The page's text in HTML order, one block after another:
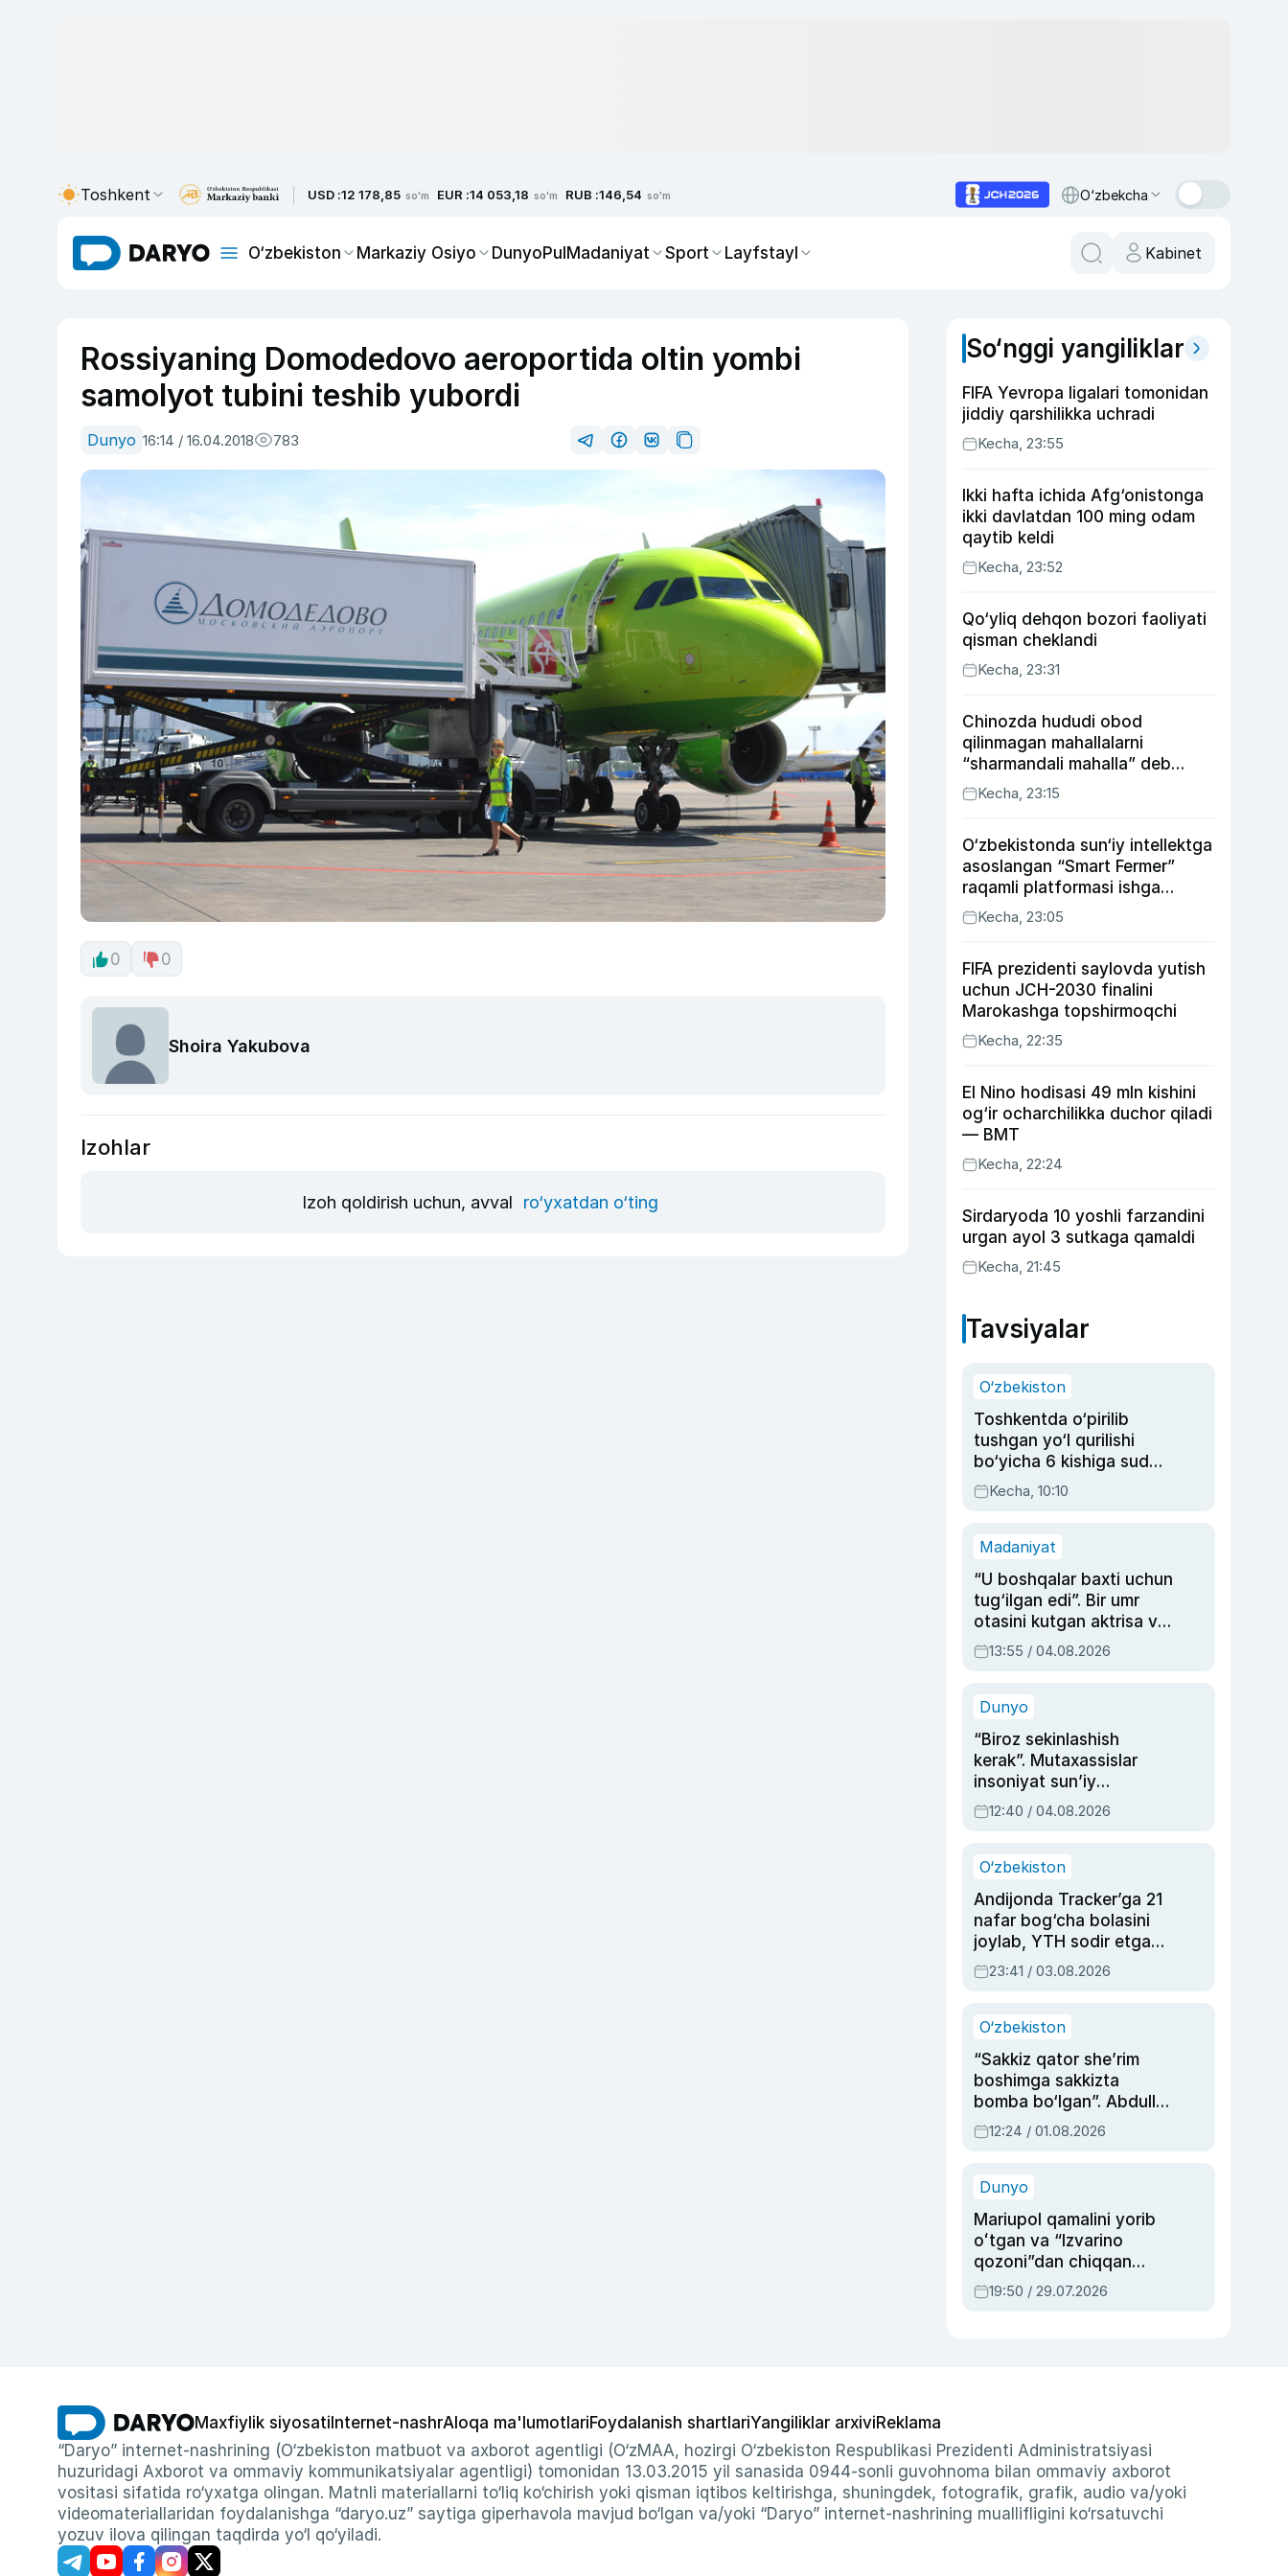
Toshkent USD :12 178,85 so'm EUR :14 053,18 so'm RUB :146,54 so'm O‘zbekcha
O‘zbekiston Markaziy Osiyo DunyoPulMadaniyat Sport Layfstayl Kabinet
Rossiyaning Domodedovo aeroportida oltin yombi
samolyot tubini teshib yubordi
Dunyo 16:14 / 16.04.2018 783
0 0
Shoira Yakubova
Izohlar
Izoh qoldirish uchun, avval ro‘yxatdan o‘ting
So‘nggi yangiliklar
FIFA Yevropa ligalari tomonidan
jiddiy qarshilikka uchradi
Kecha, 23:55
Ikki hafta ichida Afg‘onistonga
ikki davlatdan 100 ming odam
qaytib keldi
Kecha, 23:52
Qo‘yliq dehqon bozori faoliyati
qisman cheklandi
Kecha, 23:31
Chinozda hududi obod
qilinmagan mahallalarni
“sharmandali mahalla” deb
belgilash boshlandi
Kecha, 23:15
O‘zbekistonda sun‘iy intellektga
asoslangan “Smart Fermer”
raqamli platformasi ishga
tushiriladi
Kecha, 23:05
FIFA prezidenti saylovda yutish
uchun JCH-2030 finalini
Marokashga topshirmoqchi
Kecha, 22:35
El Nino hodisasi 49 mln kishini
og‘ir ocharchilikka duchor qiladi
— BMT
Kecha, 22:24
Sirdaryoda 10 yoshli farzandini
urgan ayol 3 sutkaga qamaldi
Kecha, 21:45
Tavsiyalar
O‘zbekiston
Toshkentda o‘pirilib
tushgan yo‘l qurilishi
bo‘yicha 6 kishiga sud
hukmi o‘qildi
Kecha, 10:10
Madaniyat
“U boshqalar baxti uchun
tug‘ilgan edi”. Bir umr
otasini kutgan aktrisa va
dublyaj ustasi Rimma
Ahmedovaning
13:55 / 04.08.2026
Dunyo
“Biroz sekinlashish
kerak”. Mutaxassislar
insoniyat sun’iy
intellektni boshqara
olmay qolishidan xavotir
12:40 / 04.08.2026
O‘zbekiston
Andijonda Tracker’ga 21
nafar bog‘cha bolasini
joylab, YTH sodir etgan
ayolga sud hukmi o‘qildi
23:41 / 03.08.2026
O‘zbekiston
“Sakkiz qator she’rim
boshimga sakkizta
bomba bo‘lgan”. Abdulla
Oripovni siyosiy
ayblovlardan asrab
12:24 / 01.08.2026
Dunyo
Mariupol qamalini yorib
oʻtgan va “Izvarino
qozoni”dan chiqqan
qahramon — Ukraina
armiyasi bosh
19:50 / 29.07.2026
Maxfiylik siyosati Internet-nashrAloqa ma'lumotlariFoydalanish shartlariYangiliklar arxiviReklama
“Daryo” internet-nashrining (O‘zbekiston matbuot va axborot agentligi (O‘zMAA, hozirgi O‘zbekiston Respublikasi Prezidenti Administratsiyasi
huzuridagi Axborot va ommaviy kommunikatsiyalar agentligi) tomonidan 13.03.2015 yil sanasida 0944-sonli guvohnoma bilan ommaviy axborot
vositasi sifatida ro‘yxatga olingan. Matnli materiallarni to‘liq ko‘chirish yoki qisman iqtibos keltirishga, shuningdek, fotografik, grafik, audio va/yoki
videomateriallaridan foydalanishga “daryo.uz” saytiga giperhavola mavjud bo‘lgan va/yoki “Daryo” internet-nashrining muallifligini ko‘rsatuvchi
yozuv ilova qilingan taqdirda yo‘l qo‘yiladi.